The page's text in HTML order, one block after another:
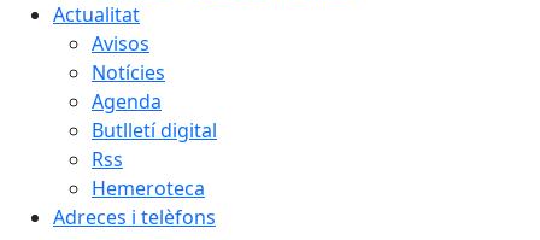
Actualitat
Avisos
Notícies
Agenda
Butlletí digital
Rss
Hemeroteca
Adreces i telèfons